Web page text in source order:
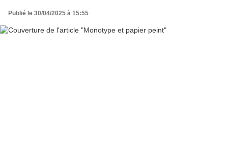
Publié le 30/04/2025 à 15:55